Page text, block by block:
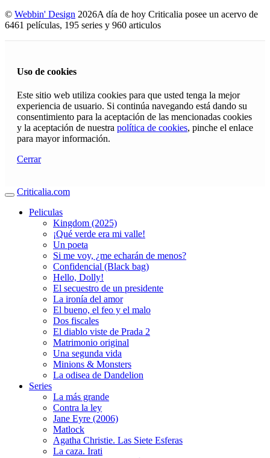
© Webbin' Design 2026A día de hoy Criticalia posee un acervo de
6461 películas, 195 series y 960 articulos
Uso de cookies
Este sitio web utiliza cookies para que usted tenga la mejor
experiencia de usuario. Si continúa navegando está dando su
consentimiento para la aceptación de las mencionadas cookies
y la aceptación de nuestra política de cookies, pinche el enlace
para mayor información.
Cerrar
Criticalia.com
Peliculas
Kingdom (2025)
¡Qué verde era mi valle!
Un poeta
Si me voy, ¿me echarán de menos?
Confidencial (Black bag)
Hello, Dolly!
El secuestro de un presidente
La ironía del amor
El bueno, el feo y el malo
Dos fiscales
El diablo viste de Prada 2
Matrimonio original
Una segunda vida
Minions & Monsters
La odisea de Dandelion
Series
La más grande
Contra la ley
Jane Eyre (2006)
Matlock
Agatha Christie. Las Siete Esferas
La caza. Irati